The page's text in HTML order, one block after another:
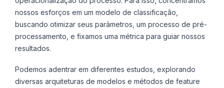
nossos esforços em um modelo de classificação,
buscando otimizar seus parâmetros, um processo de pré-
processamento, e fixamos uma métrica para guiar nossos
resultados.
Podemos adentrar em diferentes estudos, explorando
diversas arquiteturas de modelos e métodos de feature